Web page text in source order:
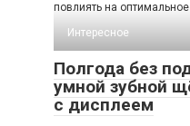
повлиять на
Интересное
Полгода без
умной зубной
с дисплеем